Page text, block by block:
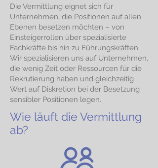
Die Vermittlung eignet sich für
Unternehmen, die Positionen auf allen
Ebenen besetzen möchten – von
Einsteigerrollen über spezialisierte
Fachkräfte bis hin zu Führungskräften.
Wir spezialisieren uns auf Unternehmen,
die wenig Zeit oder Ressourcen für die
Rekrutierung haben und gleichzeitig
Wert auf Diskretion bei der Besetzung
sensibler Positionen legen.
Wie läuft die Vermittlung
ab?